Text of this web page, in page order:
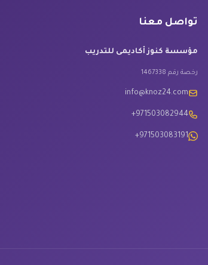
تواصل معنا
مؤسسة كنوز أكاديمى للتدريب
رخصة رقم 1467338
info@knoz24.com
+971503082944
+971503083191